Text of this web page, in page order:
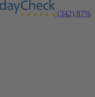
(342) 87%